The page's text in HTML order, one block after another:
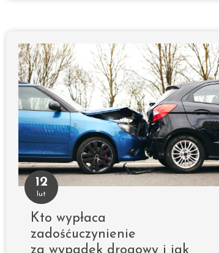
12
lut
Kto wypłaca
zadośćuczynienie